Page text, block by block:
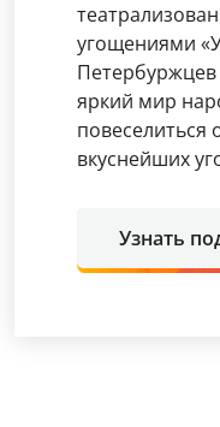
угощениями
яркий мир
повеселиться
вкуснейших
Узнать